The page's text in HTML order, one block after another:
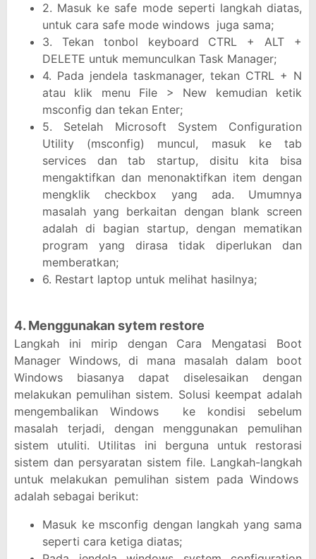
2. Masuk ke safe mode seperti langkah diatas,
untuk cara safe mode windows juga sama;
3. Tekan tonbol keyboard CTRL + ALT +
DELETE untuk memunculkan Task Manager;
4. Pada jendela taskmanager, tekan CTRL + N
atau klik menu File > New kemudian ketik
msconfig dan tekan Enter;
5. Setelah Microsoft System Configuration
Utility (msconfig) muncul, masuk ke tab
services dan tab startup, disitu kita bisa
mengaktifkan dan menonaktifkan item dengan
mengklik checkbox yang ada. Umumnya
masalah yang berkaitan dengan blank screen
adalah di bagian startup, dengan mematikan
program yang dirasa tidak diperlukan dan
memberatkan;
6. Restart laptop untuk melihat hasilnya;
4. Menggunakan sytem restore
Langkah ini mirip dengan Cara Mengatasi Boot
Manager Windows, di mana masalah dalam boot
Windows biasanya dapat diselesaikan dengan
melakukan pemulihan sistem. Solusi keempat adalah
mengembalikan Windows ke kondisi sebelum
masalah terjadi, dengan menggunakan pemulihan
sistem utuliti. Utilitas ini berguna untuk restorasi
sistem dan persyaratan sistem file. Langkah-langkah
untuk melakukan pemulihan sistem pada Windows
adalah sebagai berikut:
Masuk ke msconfig dengan langkah yang sama
seperti cara ketiga diatas;